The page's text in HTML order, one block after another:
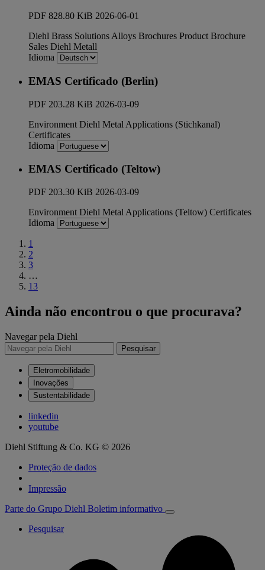
PDF 828.80 KiB 2026-06-01
Diehl Brass Solutions Alloys Brochures Product Brochure
Sales Diehl Metall
Idioma
EMAS Certificado (Berlin)
PDF 203.28 KiB 2026-03-09
Environment Diehl Metal Applications (Stichkanal)
Certificates
Idioma
EMAS Certificado (Teltow)
PDF 203.30 KiB 2026-03-09
Environment Diehl Metal Applications (Teltow) Certificates
Idioma
1
2
3
…
13
Ainda não encontrou o que procurava?
Navegar pela Diehl
Pesquisar
Eletromobilidade
Inovações
Sustentabilidade
linkedin
youtube
Diehl Stiftung & Co. KG © 2026
Proteção de dados
Impressão
Parte do Grupo Diehl Boletim informativo
Pesquisar